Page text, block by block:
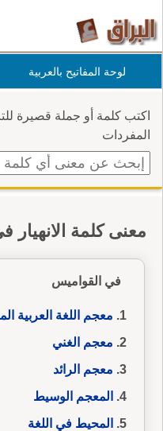
لوحة المفاتيح بالعربية
اكتب كلمة أو جملة قصيرة
المفردات
معنى كلمة
في القواميس
معجم اللغة العربية
معجم الغني
معجم الرائد
المعجم الوسيط
المحيط في اللغة